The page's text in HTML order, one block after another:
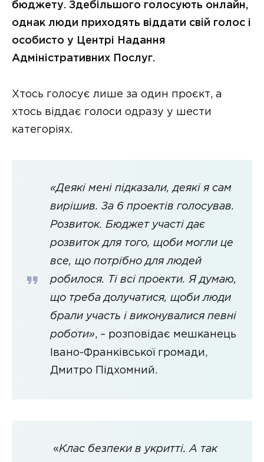
бюджету. Здебільшого голосують онлайн,
однак люди приходять віддати свій голос і
особисто у Центрі Надання
Адміністративних Послуг.
Хтось голосує лише за один проєкт, а
хтось віддає голоси одразу у шести
категоріях.
«Деякі мені підказали, деякі я сам
вирішив. За 6 проектів голосував.
Розвиток. Бюджет участі дає
розвиток для того, щоби могли це
все, що потрібно для людей
робилося. Ті всі проекти. Я думаю,
що треба долучатися, щоби люди
брали участь і виконувалися певні
роботи», – розповідає мешканець
Івано-Франківської громади,
Дмитро Підхомний.
«Клас безпеки в укритті. А так